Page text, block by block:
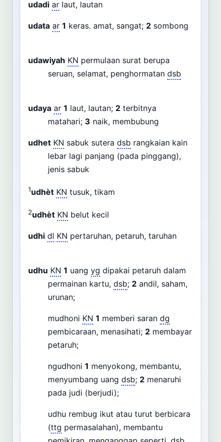
udadi ar laut, lautan
udata ar 1 keras. amat, sangat; 2 sombong
udawiyah KN permulaan surat berupa
seruan, selamat, penghormatan dsb
udaya ar 1 laut, lautan; 2 terbitnya
matahari; 3 naik, membubung
udhet KN sabuk sutera dsb rangkaian kain
lebar lagi panjang (pada pinggang),
jenis sabuk
1udhèt KN tusuk, tikam
2udhèt KN belut kecil
udhi dl KN pertaruhan, petaruh, taruhan
udhu KN 1 uang yg dipakai petaruh dalam
permainan kartu, dsb; 2 andil, saham,
urunan;
mudhoni KN 1 memberi saran dg
pembicaraan, menasihati; 2 membayar
petaruh;
ngudhoni 1 menyokong, membantu,
menyumbang uang dsb; 2 menaruhi
pada judi (berjudi);
udhu rembug ikut atau turut berbicara
(ttg permasalahan), membantu